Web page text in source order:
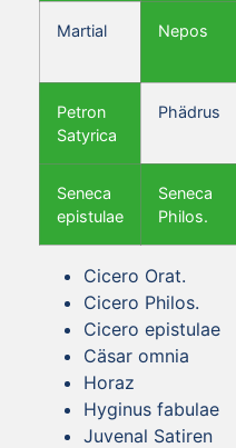
Martial Nepos
Petron
Satyrica
Phädrus
Seneca
epistulae
Seneca
Philos.
Cicero Orat.
Cicero Philos.
Cicero epistulae
Cäsar omnia
Horaz
Hyginus fabulae
Juvenal Satiren